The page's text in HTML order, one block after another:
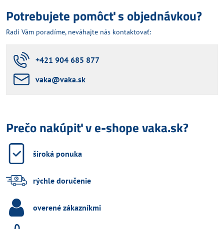
Potrebujete pomôcť s objednávkou?
Radi Vám poradíme, neváhajte nás kontaktovať:
+421 904 685 877
vaka​@vaka​.sk
Prečo nakúpiť v e-shope vaka.sk?
široká ponuka
rýchle doručenie
overené zákazníkmi